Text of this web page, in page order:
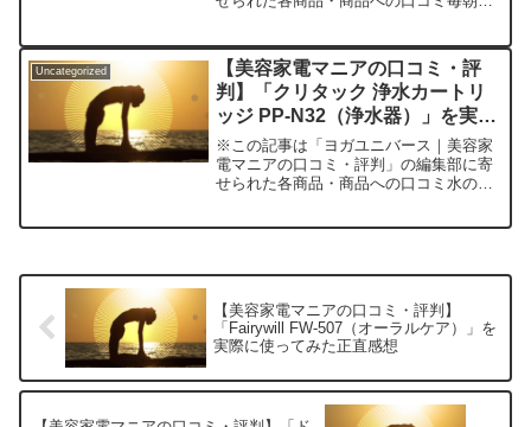
髪……。こんな悩みに、「もう髪型は妥
協しようかな」と諦めていませ...
Uncategorized
【美容家電マニアの口コミ・評
判】「クリタック 浄水カートリ
ッジ PP-N32（浄水器）」を実際
に使ってみた正直感想
※この記事は「ヨガユニバース｜美容家
電マニアの口コミ・評判」の編集部に寄
せられた各商品・商品への口コミ水の安
【美容家電マニアの口コミ・評判】
「Fairywill FW-507（オーラルケア）」を
実際に使ってみた正直感想